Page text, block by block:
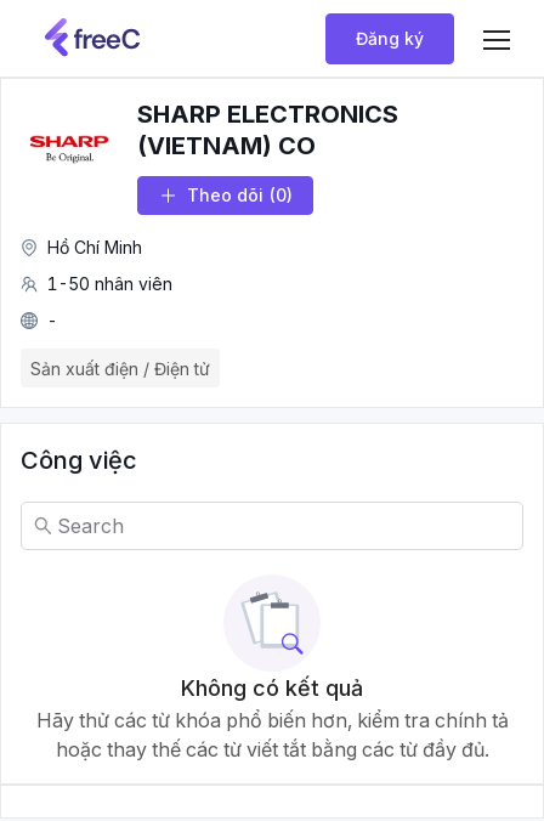
Đăng ký
SHARP ELECTRONICS
(VIETNAM) CO
Theo dõi (0)
Hồ Chí Minh
1-50 nhân viên
-
Sản xuất điện / Điện tử
Công việc
Không có kết quả
Hãy thử các từ khóa phổ biến hơn, kiểm tra chính tả
hoặc thay thế các từ viết tắt bằng các từ đầy đủ.